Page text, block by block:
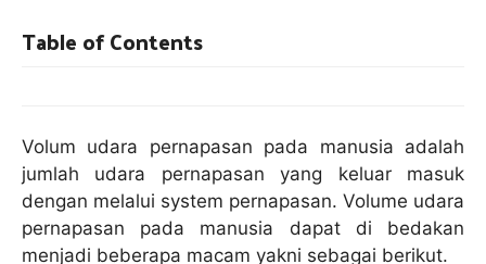
Volum udara pernapasan pada manusia adalah
jumlah udara pernapasan yang keluar masuk
dengan melalui system pernapasan. Volume udara
pernapasan pada manusia dapat di bedakan
menjadi beberapa macam yakni sebagai berikut.
Table of Contents